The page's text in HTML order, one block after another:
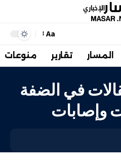
Aa
المسار تقارير منوعات
في الضفة
وإصابات